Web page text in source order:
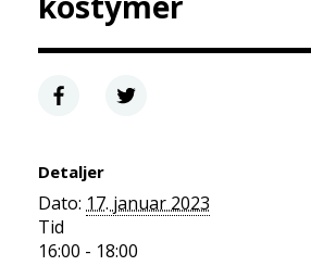
Detaljer
Dato: 17. januar 2023
Tid
16:00 - 18:00